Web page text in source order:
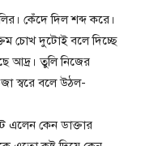
কেঁদে দিল শব্দ করে।
চোখ দুটোই বলে দিচ্ছে
আদ্র। তুলি নিজের
স্বরে বলে উঠল-
এলেন কেন ডাক্তার